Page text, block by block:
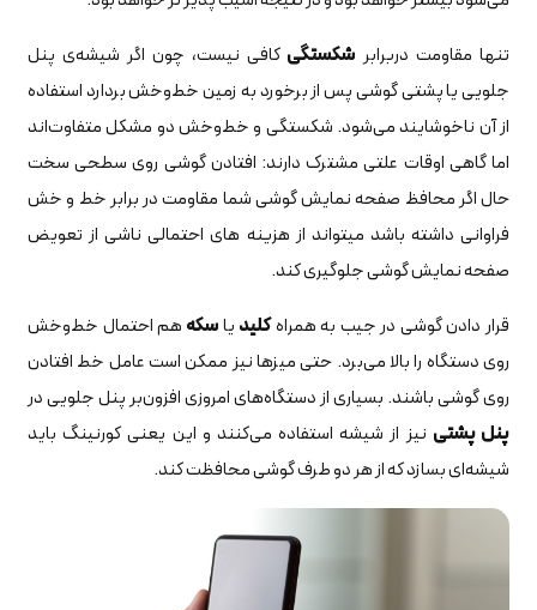
تنها مقاومت دربرابر شکستگی کافی نیست، چون اگر شیشه‌ی پنل
جلویی یا پشتی گوشی پس از برخورد به زمین خط‌و‌خش بردارد استفاده
از آن ناخوشایند می‌شود. شکستگی و خط‌و‌خش دو مشکل متفاوت‌اند
اما گاهی اوقات علتی مشترک دارند: افتادن گوشی روی سطحی سخت
حال اگر محافظ صفحه نمایش گوشی شما مقاومت در برابر خط و خش
فراوانی داشته باشد میتواند از هزینه های احتمالی ناشی از تعویض
صفحه نمایش گوشی جلوگیری کند.
قرار دادن گوشی در جیب به همراهکلید یاسکه هم احتمال خط‌و‌خش
روی دستگاه را بالا می‌برد. حتی میزها نیز ممکن است عامل خط افتادن
روی گوشی باشند. بسیاری از دستگاه‌های امروزی افزون‌بر پنل جلویی در
پنل پشتی نیز از شیشه استفاده می‌کنند و این یعنی کورنینگ باید
شیشه‌ای بسازد که از هر دو طرف گوشی محافظت کند.